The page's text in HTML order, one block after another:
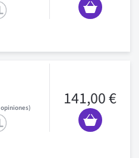
opiniones 141,00 €